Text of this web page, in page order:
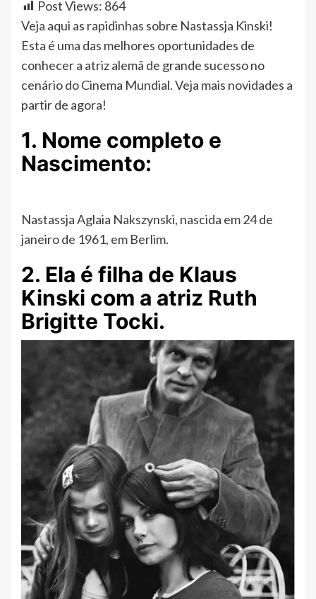
Post Views: 864
Veja aqui as rapidinhas sobre Nastassja Kinski!
Esta é uma das melhores oportunidades de
conhecer a atriz alemã de grande sucesso no
cenário do Cinema Mundial. Veja mais novidades a
partir de agora!
1. Nome completo e
Nascimento:
Nastassja Aglaia Nakszynski, nascida em 24 de
janeiro de 1961, em Berlim.
2. Ela é filha de Klaus
Kinski com a atriz Ruth
Brigitte Tocki.